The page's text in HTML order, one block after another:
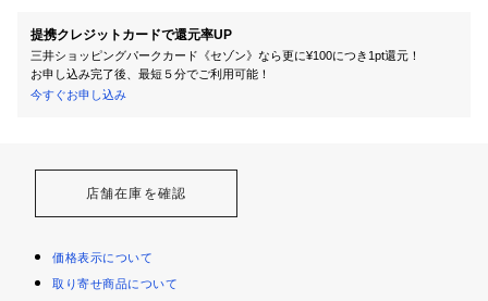
提携クレジットカードで還元率UP
三井ショッピングパークカード《セゾン》なら更に¥100につき1pt還元！
お申し込み完了後、最短５分でご利用可能！
今すぐお申し込み
店舗在庫を確認
価格表示について
取り寄せ商品について